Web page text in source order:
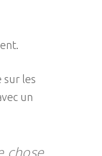
sur les
un
chose